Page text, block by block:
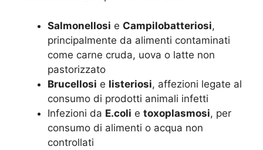
Salmonellosi e Campilobatteriosi,
principalmente da alimenti contaminati
come carne cruda, uova o latte non
pastorizzato
Brucellosi e listeriosi, affezioni legate al
consumo di prodotti animali infetti
Infezioni da E.coli e toxoplasmosi, per
consumo di alimenti o acqua non
controllati